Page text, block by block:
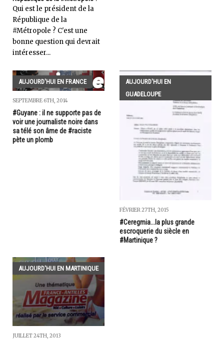
Qui est le président de la
République de la
#Métropole ? C'est une
bonne question qui devrait
intéresser...
AUJOURD'HUI EN FRANCE
SEPTEMBRE 6TH, 2014
#Guyane : il ne supporte pas de
voir une journaliste noire dans
sa télé son âme de #raciste
pète un plomb
AUJOURD'HUI EN
GUADELOUPE
FÉVRIER 27TH, 2015
#Ceregmia...la plus grande
escroquerie du siècle en
#Martinique ?
AUJOURD'HUI EN MARTINIQUE
JUILLET 24TH, 2013